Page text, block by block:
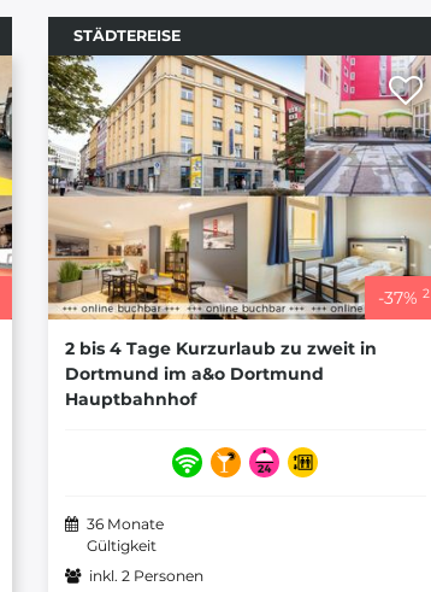
STÄDTEREISE
-37% 2
2 bis 4 Tage Kurzurlaub zu zweit in
Dortmund im a&o Dortmund
Hauptbahnhof
36 Monate
Gültigkeit
inkl. 2 Personen